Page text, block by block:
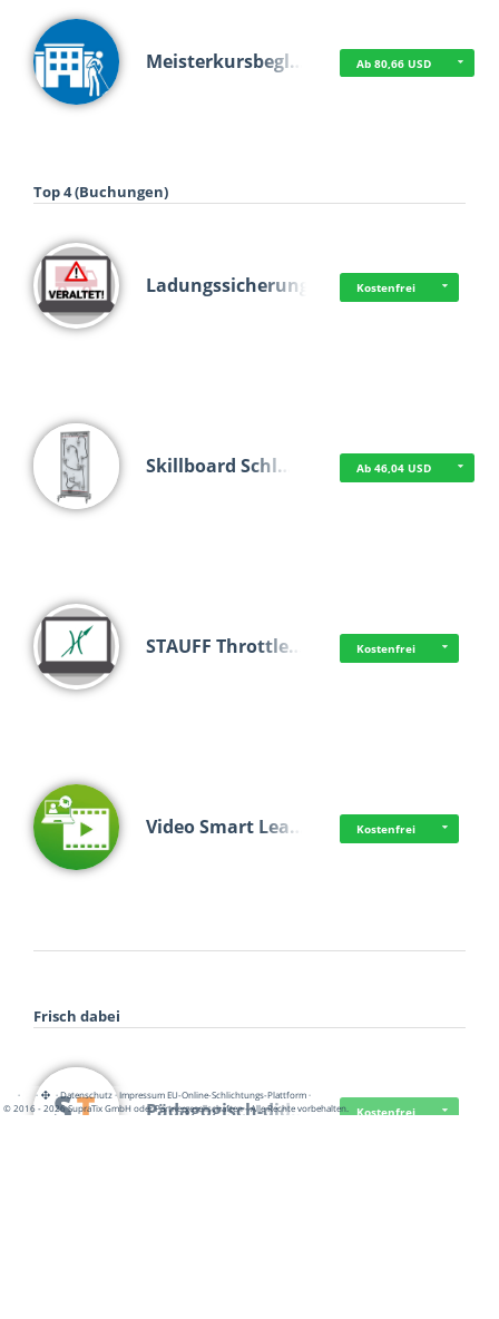
Meisterkursbegl… Ab 80,66 USD
Top 4 (Buchungen)
Ladungssicherung Kostenfrei
Skillboard Schl… Ab 46,04 USD
STAUFF Throttle… Kostenfrei
Video Smart Lea… Kostenfrei
Frisch dabei
Pädagogisch-did… Kostenfrei
· · ·Datenschutz·Impressum EU-Online-Schlichtungs-Plattform·
© 2016 - 2026 SupraTix GmbH oder Partnergesellschaften - Alle Rechte vorbehalten.